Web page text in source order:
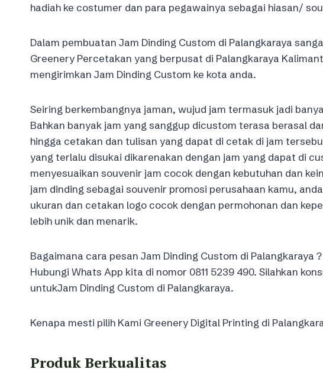
hadiah ke costumer dan para pegawainya sebagai hiasan/
Dalam pembuatan Jam Dinding Custom di Palangkaraya
Greenery Percetakan yang berpusat di Palangkaraya
mengirimkan Jam Dinding Custom ke kota anda.
Seiring berkembangnya jaman, wujud jam termasuk jadi
Bahkan banyak jam yang sanggup dicustom terasa berasal
hingga cetakan dan tulisan yang dapat di cetak di jam
yang terlalu disukai dikarenakan dengan jam yang dapat di
menyesuaikan souvenir jam cocok dengan kebutuhan dan
jam dinding sebagai souvenir promosi perusahaan kamu,
ukuran dan cetakan logo cocok dengan permohonan dan
lebih unik dan menarik.
Bagaimana cara pesan Jam Dinding Custom di Palangkaraya
Hubungi Whats App kita di nomor 0811 5239 490. Silahkan
untukJam Dinding Custom di Palangkaraya.
Kenapa mesti pilih Kami Greenery Digital Printing di
Produk Berkualitas